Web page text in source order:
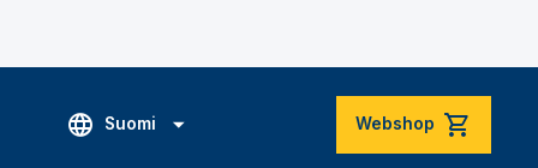
Suomi Webshop